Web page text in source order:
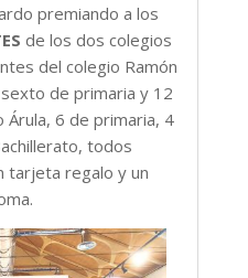
premiando a los
de los dos colegios
del colegio Ramón
de primaria y 12
6 de primaria, 4
todos
tarjeta regalo y un